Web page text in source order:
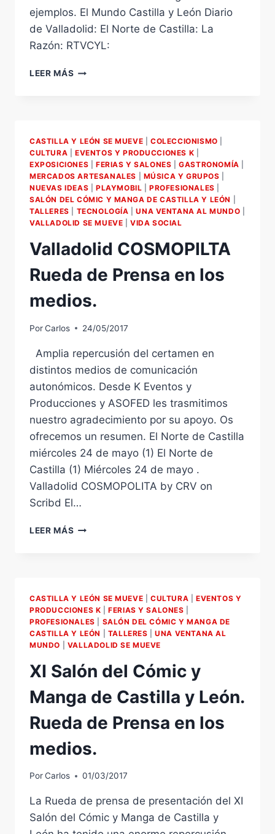
ejemplos. El Mundo Castilla y León Diario
de Valladolid: El Norte de Castilla: La
Razón: RTVCYL:
LEER MÁS VIII
AFICIONES
Y
CYLCON.
RUEDA
DE
PRENSA
EN
MEDIOS.
CASTILLA Y LEÓN SE MUEVE |COLECCIONISMO
CULTURA
EVENTOS Y PRODUCCIONES K
EXPOSICIONES
FERIAS Y SALONES |GASTRONOMÍA
MERCADOS ARTESANALES
MÚSICA Y GRUPOS
NUEVAS IDEAS
PLAYMOBIL |PROFESIONALES
SALÓN DEL CÓMIC Y MANGA DE CASTILLA Y LEÓN
TALLERES
TECNOLOGÍA |UNA VENTANA AL MUNDO
VALLADOLID SE MUEVE |VIDA SOCIAL
Valladolid COSMOPILTA
Rueda de Prensa en los
medios.
PorCarlos 24/05/2017
Amplia repercusión del certamen en
distintos medios de comunicación
autonómicos. Desde K Eventos y
Producciones y ASOFED les trasmitimos
nuestro agradecimiento por su apoyo. Os
ofrecemos un resumen. El Norte de Castilla
miércoles 24 de mayo (1) El Norte de
Castilla (1) Miércoles 24 de mayo .
Valladolid COSMOPOLITA by CRV on
Scribd El…
LEER MÁS VALLADOLID
MEDIOS.
CASTILLA Y LEÓN SE MUEVE |CULTURA |EVENTOS Y
PRODUCCIONES K |FERIAS Y SALONES
PROFESIONALES
SALÓN DEL CÓMIC Y MANGA DE
CASTILLA Y LEÓN
TALLERES |UNA VENTANA AL
MUNDO
VALLADOLID SE MUEVE
XI Salón del Cómic y
Manga de Castilla y León.
Rueda de Prensa en los
medios.
PorCarlos 01/03/2017
La Rueda de prensa de presentación del XI
Salón del Cómic y Manga de Castilla y